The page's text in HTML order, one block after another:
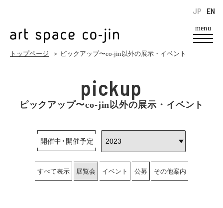
menu
EN
JP
トップページ ＞ ピックアップ〜co-jin以外の展示・イベント
pickup
ピックアップ〜co-jin以外の展示・イベント
開催中・開催予定
すべて表示 展覧会 イベント 公募 その他案内